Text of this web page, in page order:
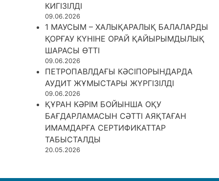
КИГІЗІЛДІ
09.06.2026
1 МАУСЫМ – ХАЛЫҚАРАЛЫҚ БАЛАЛАРДЫ
ҚОРҒАУ КҮНІНЕ ОРАЙ ҚАЙЫРЫМДЫЛЫҚ
ШАРАСЫ ӨТТІ
09.06.2026
ПЕТРОПАВЛДАҒЫ КӘСІПОРЫНДАРДА
АУДИТ ЖҰМЫСТАРЫ ЖҮРГІЗІЛДІ
09.06.2026
ҚҰРАН КӘРІМ БОЙЫНША ОҚУ
БАҒДАРЛАМАСЫН СӘТТІ АЯҚТАҒАН
ИМАМДАРҒА СЕРТИФИКАТТАР
ТАБЫСТАЛДЫ
20.05.2026